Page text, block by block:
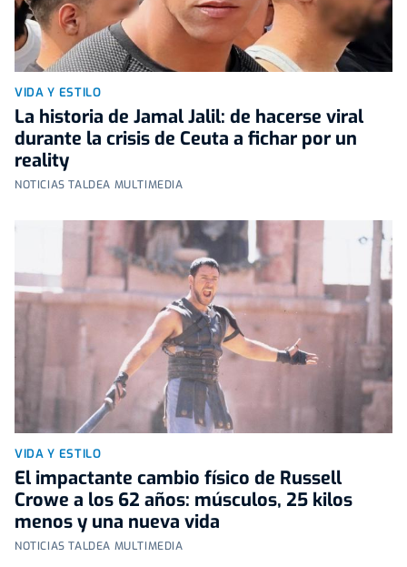
VIDA Y ESTILO
La historia de Jamal Jalil: de hacerse viral
durante la crisis de Ceuta a fichar por un
reality
NOTICIAS TALDEA MULTIMEDIA
VIDA Y ESTILO
El impactante cambio físico de Russell
Crowe a los 62 años: músculos, 25 kilos
menos y una nueva vida
NOTICIAS TALDEA MULTIMEDIA